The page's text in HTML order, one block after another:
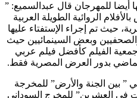
أيضا للمهرجان قال عبدالسميع: ”
الروائية الطويلة العربية
حيث تم إجراء الإستفتاء عليها
وبعض السينمائيين حيث
الفيلم كأفضل فيلم عربي
بدور العرض المصرية فقط.
التصويت 6 أفلام هي ” بين الجنة والأرض” للمخرجة
في العشرين” للمخرج السوداني